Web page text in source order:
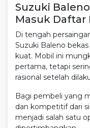
Suzuki
Masuk Daftar
Di tengah
Suzuki Baleno
kuat. Mobil ini
pertama, tetapi
rasional setelah
Bagi pembeli yang
dan kompetitif dari
menjadi salah satu